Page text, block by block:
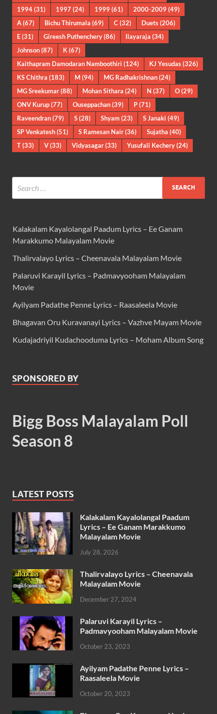
1994(31) 1997 (24) 1999(61) 2000-2009(49)
A(67) Bichu Thirumala (69) C (32) Duets(206)
E(31) Gireesh Puthenchery(86) Ilayaraja (34)
Johnson(87) K(67)
Kaithapram Damodaran Namboothiri (124) KJ Yesudas(326)
KS Chithra (183) M(94) MG Radhakrishnan(24)
MG Sreekumar(88) Mohan Sithara (24) N (37) O(29)
ONV Kurup(77) Ouseppachan(39) P(71)
Raveendran(79) S(28) Shyam(23) S Janaki (49)
SP Venkatesh(51) S Ramesan Nair(36) Sujatha (40)
T(33) V(33) Vidyasagar(33) Yusufali Kechery(24)
Kalakalam Kayalolangal Paadum Lyrics – Ee Ganam
Marakkumo Malayalam Movie
Thalirvalayo Lyrics – Cheenavala Malayalam Movie
Palaruvi Karayil Lyrics – Padmavyooham Malayalam
Movie
Ayilyam Padathe Penne Lyrics – Raasaleela Movie
Bhagavan Oru Kuravanayi Lyrics – Vazhve Mayam Movie
Kudajadriyil Kudachooduma Lyrics – Moham Album Song
SPONSORED BY
Bigg Boss Malayalam Poll
Season 8
LATEST POSTS
Kalakalam Kayalolangal Paadum
Lyrics – Ee Ganam Marakkumo
Malayalam Movie
July 28, 2026
Thalirvalayo Lyrics – Cheenavala
Malayalam Movie
December 27, 2024
Palaruvi Karayil Lyrics –
Padmavyooham Malayalam Movie
October 23, 2023
Ayilyam Padathe Penne Lyrics –
Raasaleela Movie
October 20, 2023